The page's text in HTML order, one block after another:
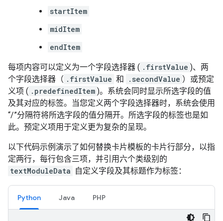
startItem
midItem
endItem
每项内容可以定义为一个字段选择器 ( .firstValue )、两
个字段选择器（ .firstValue 和 .secondValue ）或预定
义项 ( .predefinedItem )。系统会同时显示所选字段的值
及其对应的标签。当您定义两个字段选择器时，系统会使用
“/”分隔符将所选字段的值分隔开。所选字段的标签也是如
此。预定义项用于定义更为复杂的呈现。
以下代码示例演示了如何替换卡片模板的卡片行部分，以指
定两行，每行包含三项，并引用六个类级别的
textModuleData 自定义字段及其标题作为标签：
Python Java PHP